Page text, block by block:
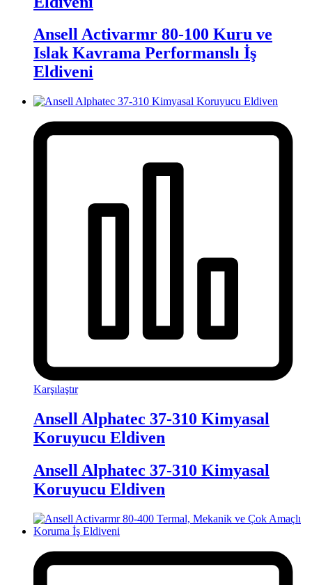
Ansell Activarmr 80-100 Kuru ve
Islak Kavrama Performanslı İş
Eldiveni
Karşılaştır
Ansell Alphatec 37-310 Kimyasal
Koruyucu Eldiven
Ansell Alphatec 37-310 Kimyasal
Koruyucu Eldiven